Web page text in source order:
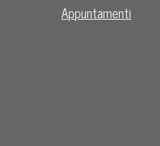
Appuntamenti